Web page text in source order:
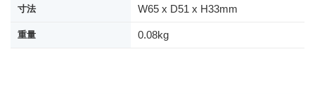
寸法 W65 x D51 x H33mm
重量 0.08kg